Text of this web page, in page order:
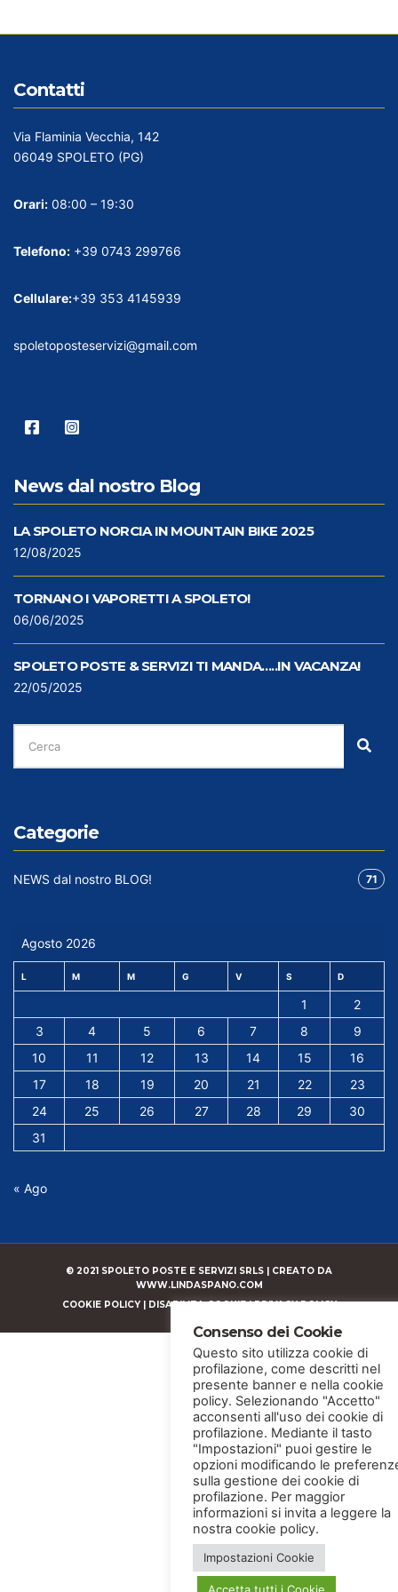
Contatti
Via Flaminia Vecchia, 142
06049 SPOLETO (PG)
Orari: 08:00 – 19:30
Telefono: +39 0743 299766
Cellulare:+39 353 4145939
spoletoposteservizi@gmail.com
News dal nostro Blog
LA SPOLETO NORCIA IN MOUNTAIN BIKE 2025
12/08/2025
TORNANO I VAPORETTI A SPOLETO!
06/06/2025
SPOLETO POSTE & SERVIZI TI MANDA…..IN VACANZA!
22/05/2025
CERCA
PER:
Categorie
NEWS dal nostro BLOG! 71
Agosto 2026
L M M G V S D
1
2
3
4 5 6 7 8
9
10
11 12 13 14 15
16
17
18 19 20 21 22
23
24
25 26 27 28 29
30
31
« Ago
© 2021 SPOLETO POSTE E SERVIZI SRLS | CREATO DA
WWW.LINDASPANO.COM
COOKIE POLICY| DISABILITA COOKIE|PRIVACY POLICY
Consenso dei Cookie
Questo sito utilizza cookie di
profilazione, come descritti nel
presente banner e nella cookie
policy. Selezionando "Accetto"
acconsenti all'uso dei cookie di
profilazione. Mediante il tasto
"Impostazioni" puoi gestire le
opzioni modificando le
sulla gestione dei cookie di
profilazione. Per maggior
informazioni si invita a leggere la
nostra cookie policy.
Impostazioni Cookie